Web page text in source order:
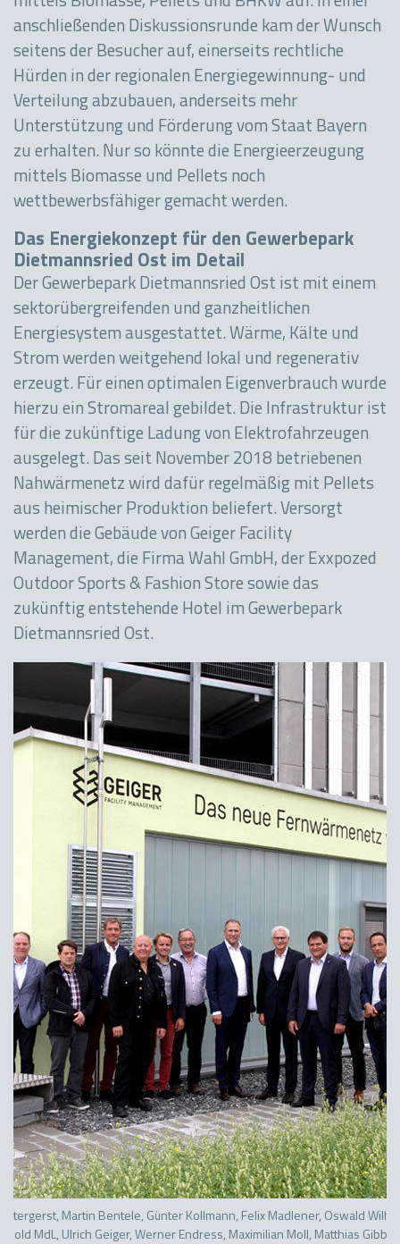
anschließenden Diskussionsrunde kam der Wunsch
seitens der Besucher auf, einerseits rechtliche
Hürden in der regionalen Energiegewinnung- und
Verteilung abzubauen, anderseits mehr
Unterstützung und Förderung vom Staat Bayern
zu erhalten. Nur so könnte die Energieerzeugung
mittels Biomasse und Pellets noch
wettbewerbsfähiger gemacht werden.
Das Energiekonzept für den Gewerbepark
Dietmannsried Ost im Detail
Der Gewerbepark Dietmannsried Ost ist mit einem
sektorübergreifenden und ganzheitlichen
Energiesystem ausgestattet. Wärme, Kälte und
Strom werden weitgehend lokal und regenerativ
erzeugt. Für einen optimalen Eigenverbrauch wurde
hierzu ein Stromareal gebildet. Die Infrastruktur ist
für die zukünftige Ladung von Elektrofahrzeugen
ausgelegt. Das seit November 2018 betriebenen
Nahwärmenetz wird dafür regelmäßig mit Pellets
aus heimischer Produktion beliefert. Versorgt
werden die Gebäude von Geiger Facility
Management, die Firma Wahl GmbH, der Exxpozed
Outdoor Sports & Fashion Store sowie das
zukünftig entstehende Hotel im Gewerbepark
Dietmannsried Ost.
Martin Bentele, Günter Kollmann, Felix Madlener, Oswald
MdL, Ulrich Geiger, Werner Endress, Maximilian Moll, Matthias